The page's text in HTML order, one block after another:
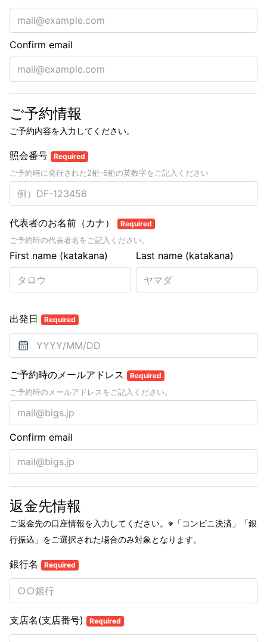
Confirm email
ご予約情報
ご予約内容を入力してください。
照会番号 Required
ご予約時に発行された2桁-6桁の英数字をご記入ください
代表者のお名前（カナ） Required
ご予約時の代表者名をご記入ください。
Last name (katakana)
First name (katakana)
出発日 Required
ご予約時のメールアドレス Required
ご予約時のメールアドレスをご記入ください。
Confirm email
返金先情報
ご返金先の口座情報を入力してください。 ※「コンビニ決済」「銀
行振込」をご選択された場合のみ対象となります。
銀行名 Required
支店名(支店番号) Required